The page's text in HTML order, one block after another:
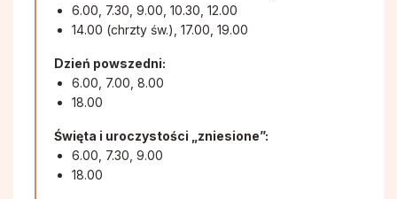
Chór Parafialny
6.00, 7.30, 9.00, 10.30, 12.00
14.00 (chrzty św.), 17.00, 19.00
Dzień powszedni:
6.00, 7.00, 8.00
18.00
Święta i uroczystości „zniesione”:
6.00, 7.30, 9.00
18.00